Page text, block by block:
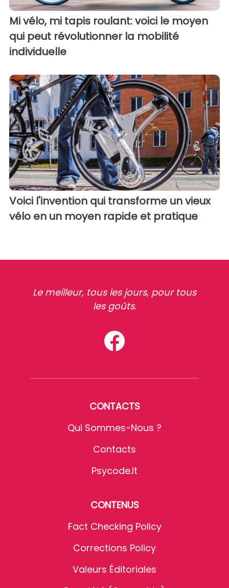
Mi vélo, mi tapis roulant: voici le moyen
qui peut révolutionner la mobilité
individuelle
Voici l'invention qui transforme un vieux
vélo en un moyen rapide et pratique
Le meilleur, tous les jours, pour tous
les goûts.
CONTACTS
Qui Sommes-Nous ?
Contacts
Psycode.it
CONTENUS
Fact Checking Policy
Corrections Policy
Valeurs Éditoriales